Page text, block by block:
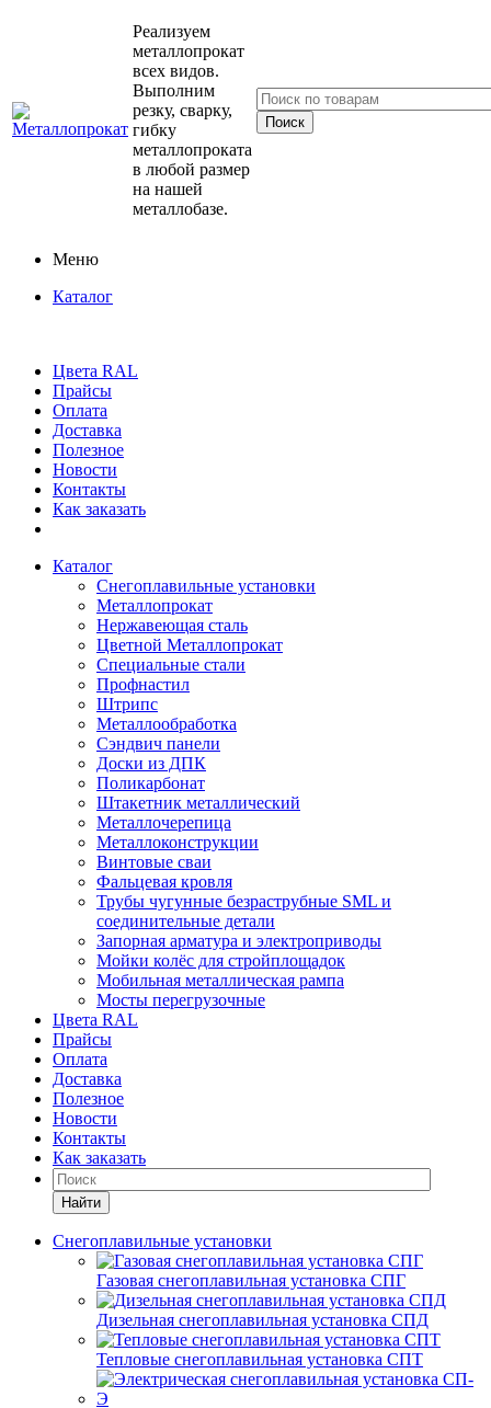
Реализуем
металлопрокат
всех видов.
Выполним
резку, сварку,
гибку
металлопроката
в любой размер
на нашей
металлобазе.
Меню
Каталог
Цвета RAL
Прайсы
Оплата
Доставка
Полезное
Новости
Контакты
Как заказать
Каталог
Снегоплавильные установки
Металлопрокат
Нержавеющая сталь
Цветной Металлопрокат
Специальные стали
Профнастил
Штрипс
Металлообработка
Сэндвич панели
Доски из ДПК
Поликарбонат
Штакетник металлический
Металлочерепица
Металлоконструкции
Винтовые сваи
Фальцевая кровля
Трубы чугунные безраструбные SML и
соединительные детали
Запорная арматура и электроприводы
Мойки колёс для стройплощадок
Мобильная металлическая рампа
Мосты перегрузочные
Цвета RAL
Прайсы
Оплата
Доставка
Полезное
Новости
Контакты
Как заказать
Найти
Снегоплавильные установки
Газовая снегоплавильная установка СПГ
Дизельная снегоплавильная установка СПД
Тепловые снегоплавильная установка СПТ